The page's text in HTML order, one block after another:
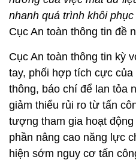
nhanh quá trình khôi phục
Cục An toàn thông tin đề
Cục An toàn thông tin kỳ
tay, phối hợp tích cực
thông, báo chí để lan tỏa
giảm thiểu rủi ro từ tấn
tượng tham gia hoạt
phần nâng cao năng lực
hiện sớm nguy cơ tấn